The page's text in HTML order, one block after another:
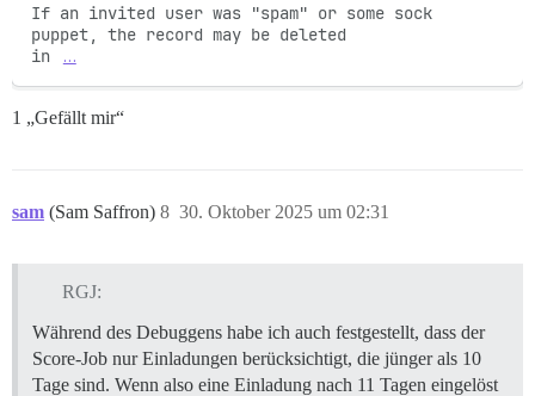
If an invited user was "spam" or some sock
puppet, the record may be deleted
in
…
1 „Gefällt mir“
sam (Sam Saffron) 30. Oktober 2025 um 02:31
8
RGJ:
Während des Debuggens habe ich auch festgestellt, dass der
Score-Job nur Einladungen berücksichtigt, die jünger als 10
Tage sind. Wenn also eine Einladung nach 11 Tagen eingelöst